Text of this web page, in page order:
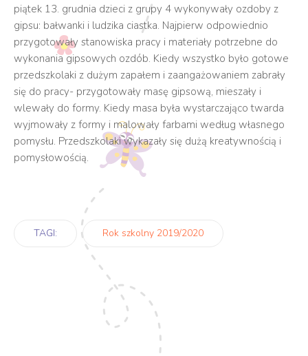
piątek 13. grudnia dzieci z grupy 4 wykonywały ozdoby z
gipsu: bałwanki i ludzika ciastka. Najpierw odpowiednio
przygotowały stanowiska pracy i materiały potrzebne do
wykonania gipsowych ozdób. Kiedy wszystko było gotowe
przedszkolaki z dużym zapałem i zaangażowaniem zabrały
się do pracy- przygotowały masę gipsową, mieszały i
wlewały do formy. Kiedy masa była wystarczająco twarda
wyjmowały z formy i malowały farbami według własnego
pomysłu. Przedszkolaki wykazały się dużą kreatywnością i
pomysłowością.
TAGI: Rok szkolny 2019/2020